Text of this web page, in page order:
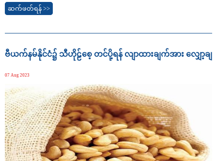
ဆက်ဖတ်ရန် >>
ဗီယက်နမ်နိုင်ငံ၌ သီဟိုဠ်စေ့ တင်ပို့ရန် လျာထားချက်အား လျှော့ချ
07 Aug 2023